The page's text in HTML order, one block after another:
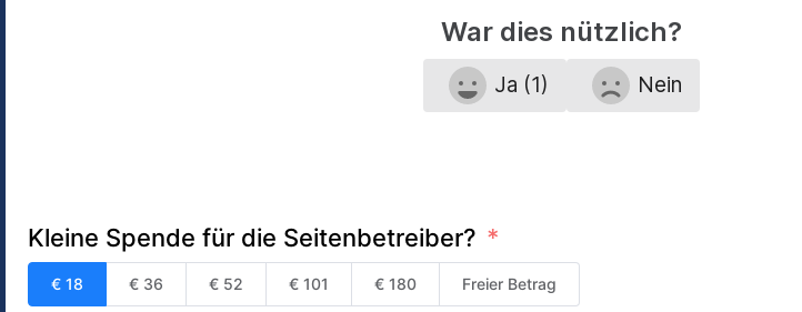
War dies nützlich?
Ja (1) Nein
Kleine Spende für die Seitenbetreiber?
€ 18 € 36 € 52 € 101 € 180 Freier Betrag